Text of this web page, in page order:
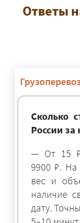
Ответы
Сколько
России за
— От 15
9900 ₽. На
вес и
наличие
дату.